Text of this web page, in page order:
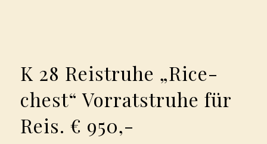
K 28 Reistruhe „Rice-
chest“ Vorratstruhe für
Reis. € 950,-